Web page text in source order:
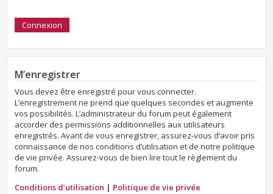
M’enregistrer
Vous devez être enregistré pour vous connecter.
L’enregistrement ne prend que quelques secondes et augmente
vos possibilités. L’administrateur du forum peut également
accorder des permissions additionnelles aux utilisateurs
enregistrés. Avant de vous enregistrer, assurez-vous d’avoir pris
connaissance de nos conditions d’utilisation et de notre politique
de vie privée. Assurez-vous de bien lire tout le règlement du
forum.
Conditions d’utilisation | Politique de vie privée